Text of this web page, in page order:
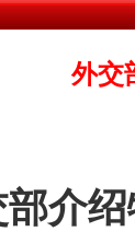
外交
绍